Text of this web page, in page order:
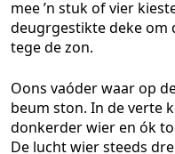
mee ’n stuk of vier
deugrgestikte deke om
tege de zon.
Oons vaóder waar op
beum ston. In de verte
donkerder wier en ók
De lucht wier steeds